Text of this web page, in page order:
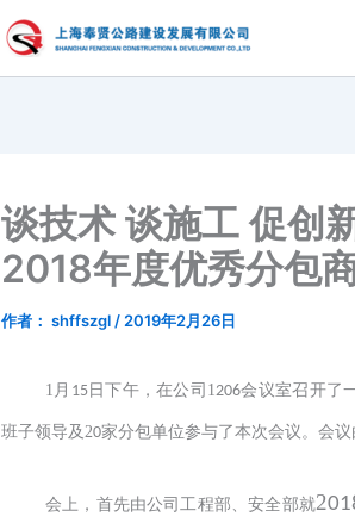
谈技术 谈施工 促创
2018年度优秀分包
作者： shffszgl / 2019年2月26日
1月 15日下午，在公司1206会议室召开了
班子领导及20家分包单位参与了本次会议。会议
会上，首先由公司工程部、安全部就2